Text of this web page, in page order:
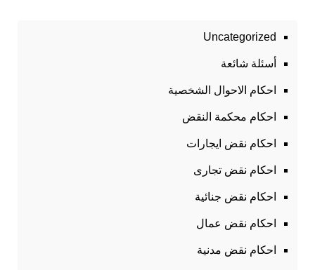
Uncategorized
أسئلة شائعة
احكام الاحوال الشخصية
احكام محكمة النقض
احكام نقض ايجارات
احكام نقض تجارى
احكام نقض جنائية
احكام نقض عمال
احكام نقض مدنية